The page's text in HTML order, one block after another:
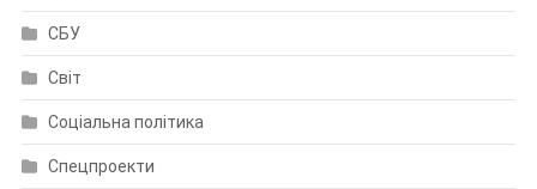
СБУ
Світ
Соціальна політика
Спецпроекти